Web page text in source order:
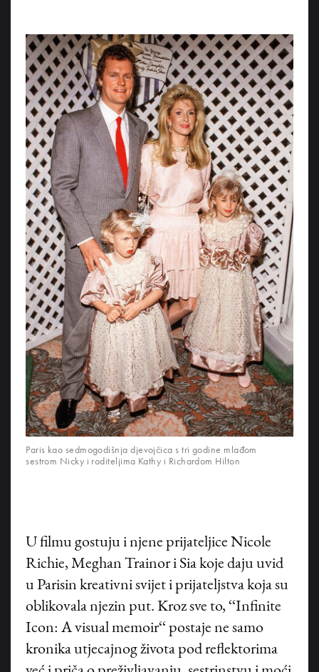
Paris kao sedmogodišnja djevojčica s tri godine mlađom
sestrom Nicky i roditeljima Kathy i Richardom Hilton
U filmu gostuju i njene prijateljice Nicole
Richie, Meghan Trainor i Sia koje daju uvid
u Parisin kreativni svijet i prijateljstva koja su
oblikovala njezin put. Kroz sve to, ‘‘Infinite
Icon: A visual memoir‘‘ postaje ne samo
kronika utjecajnog života pod reflektorima